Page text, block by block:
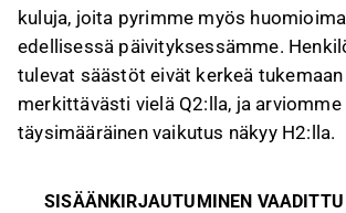
kuluja, joita pyrimme myös
edellisessä päivityksessämme.
tulevat säästöt eivät kerkeä
merkittävästi vielä Q2:lla, ja arviomme
täysimääräinen vaikutus näkyy H2:lla.
SISÄÄNKIRJAUTUMINEN VAADITTU